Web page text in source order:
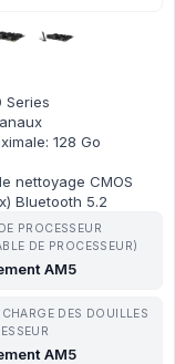
Series
128 Go
nettoyage CMOS
Bluetooth 5.2
PROCESSEUR
DE PROCESSEUR)
AM5
CHARGE DES DOUILLES
AM5